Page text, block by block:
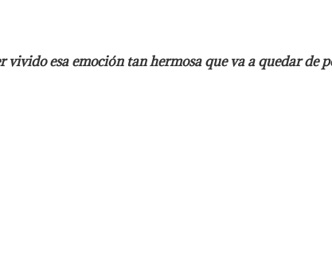
esa emoción tan hermosa que va a quedar de